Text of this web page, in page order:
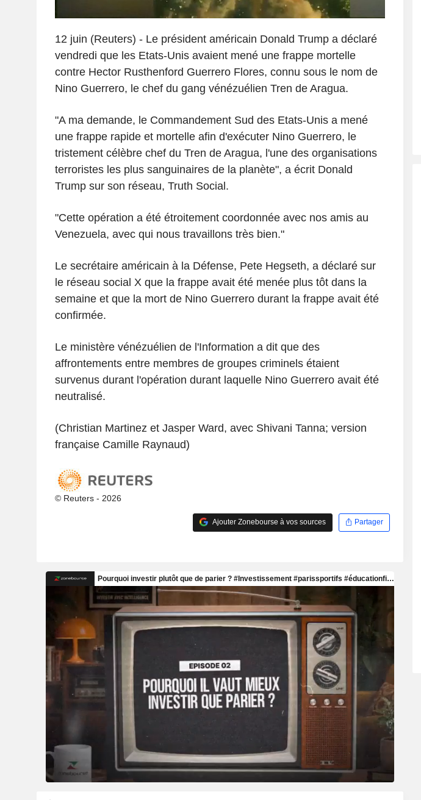
12 juin (Reuters) - Le président américain Donald Trump a déclaré
vendredi que les Etats-Unis avaient mené une frappe mortelle
contre Hector Rusthenford Guerrero Flores, connu sous le nom de
Nino Guerrero, le chef du gang vénézuélien Tren de Aragua.
"A ma demande, le Commandement Sud des Etats-Unis a mené
une frappe rapide et mortelle afin d'exécuter Nino Guerrero, le
tristement célèbre chef du Tren de Aragua, l'une des organisations
terroristes les plus sanguinaires de la planète", a écrit Donald
Trump sur son réseau, Truth Social.
"Cette opération a été étroitement coordonnée avec nos amis au
Venezuela, avec qui nous travaillons très bien."
Le secrétaire américain à la Défense, Pete Hegseth, a déclaré sur
le réseau social X que la frappe avait été menée plus tôt dans la
semaine et que la mort de Nino Guerrero durant la frappe avait été
confirmée.
Le ministère vénézuélien de l'Information a dit que des
affrontements entre membres de groupes criminels étaient
survenus durant l'opération durant laquelle Nino Guerrero avait été
neutralisé.
(Christian Martinez et Jasper Ward, avec Shivani Tanna; version
française Camille Raynaud)
© Reuters - 2026
Ajouter Zonebourse à vos sources Partager